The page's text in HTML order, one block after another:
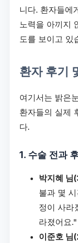
니다. 환자들에
노력을 아끼지
도를 보이고 있
환자 후기
여기서는 밝은
환자들의 실제
다.
1. 수술 전과
박지혜 님
불과 몇
정이 사라
라졌어요."
이준호 님